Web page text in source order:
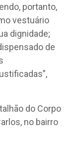
portanto,
vestuário
dignidade;
de
do Corpo
no bairro